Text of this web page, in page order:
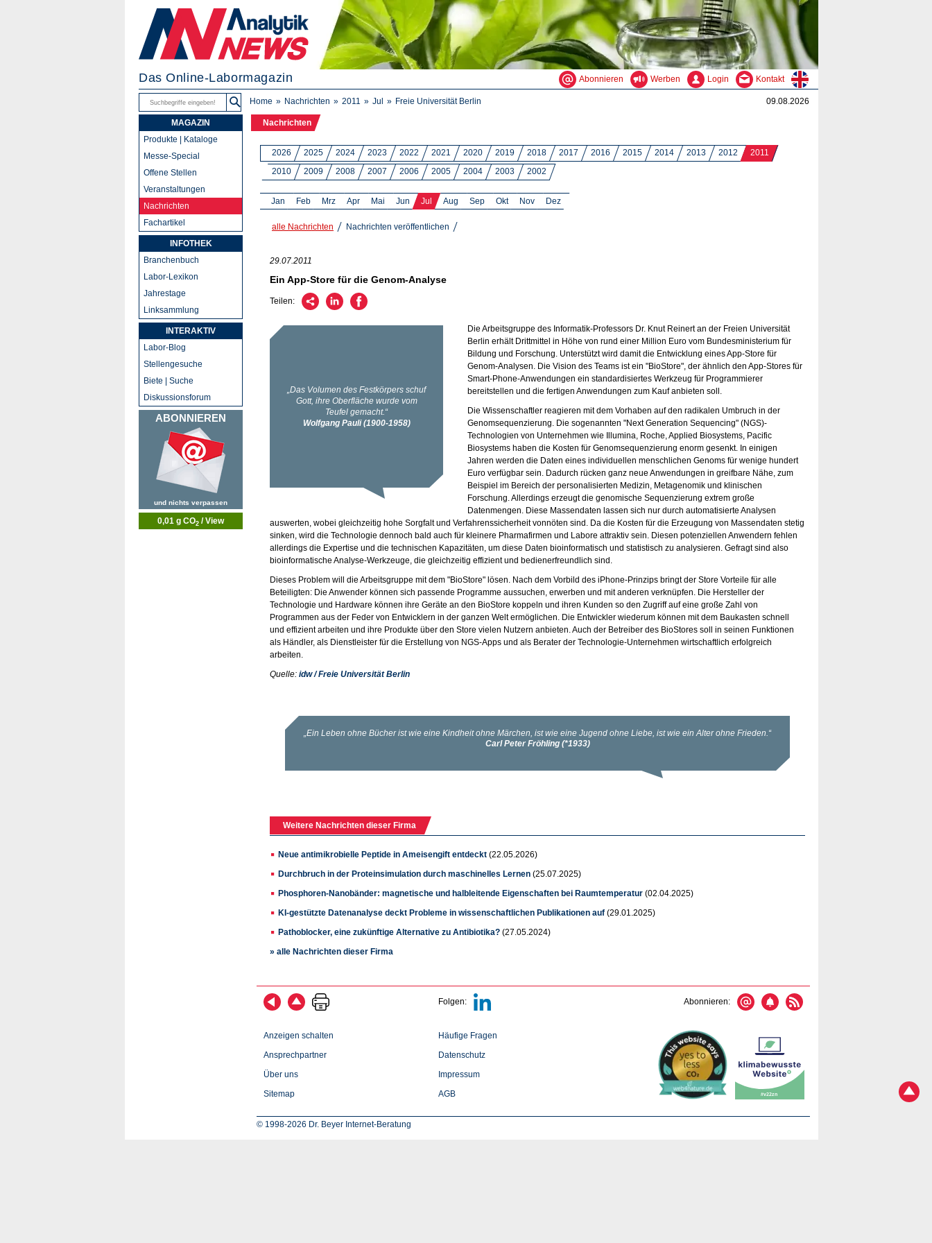
Das Online-Labormagazin Abonnieren Werben Login Kontakt
Home Nachrichten 2011 Jul Freie Universität Berlin 09.08.2026
Nachrichten
2026 2025 2024 2023 2022 2021 2020 2019 2018 2017 2016 2015 2014 2013 2012
2011
2010
2009 2008 2007 2006 2005 2004 2003 2002
Jan Feb Mrz Apr Mai Jun Jul Aug Sep Okt Nov Dez
alle Nachrichten Nachrichten veröffentlichen
29.07.2011
Ein App-Store für die Genom-Analyse
Teilen:
Die Arbeitsgruppe des Informatik-Professors Dr. Knut Reinert an der Freien Universität
Berlin erhält Drittmittel in Höhe von rund einer Million Euro vom Bundesministerium für
Bildung und Forschung. Unterstützt wird damit die Entwicklung eines App-Store für
Genom-Analysen. Die Vision des Teams ist ein "BioStore", der ähnlich den App-Stores für
Smart-Phone-Anwendungen ein standardisiertes Werkzeug für Programmierer
bereitstellen und die fertigen Anwendungen zum Kauf anbieten soll.
Die Wissenschaftler reagieren mit dem Vorhaben auf den radikalen Umbruch in der
Genomsequenzierung. Die sogenannten "Next Generation Sequencing" (NGS)-
Technologien von Unternehmen wie Illumina, Roche, Applied Biosystems, Pacific
Biosystems haben die Kosten für Genomsequenzierung enorm gesenkt. In einigen
Jahren werden die Daten eines individuellen menschlichen Genoms für wenige hundert
Euro verfügbar sein. Dadurch rücken ganz neue Anwendungen in greifbare Nähe, zum
Beispiel im Bereich der personalisierten Medizin, Metagenomik und klinischen
Forschung. Allerdings erzeugt die genomische Sequenzierung extrem große
Datenmengen. Diese Massendaten lassen sich nur durch automatisierte Analysen
auswerten, wobei gleichzeitig hohe Sorgfalt und Verfahrenssicherheit vonnöten sind. Da die Kosten für die Erzeugung von Massendaten stetig
sinken, wird die Technologie dennoch bald auch für kleinere Pharmafirmen und Labore attraktiv sein. Diesen potenziellen Anwendern fehlen
allerdings die Expertise und die technischen Kapazitäten, um diese Daten bioinformatisch und statistisch zu analysieren. Gefragt sind also
bioinformatische Analyse-Werkzeuge, die gleichzeitig effizient und bedienerfreundlich sind.
Dieses Problem will die Arbeitsgruppe mit dem "BioStore" lösen. Nach dem Vorbild des iPhone-Prinzips bringt der Store Vorteile für alle
Beteiligten: Die Anwender können sich passende Programme aussuchen, erwerben und mit anderen verknüpfen. Die Hersteller der
Technologie und Hardware können ihre Geräte an den BioStore koppeln und ihren Kunden so den Zugriff auf eine große Zahl von
Programmen aus der Feder von Entwicklern in der ganzen Welt ermöglichen. Die Entwickler wiederum können mit dem Baukasten schnell
und effizient arbeiten und ihre Produkte über den Store vielen Nutzern anbieten. Auch der Betreiber des BioStores soll in seinen Funktionen
als Händler, als Dienstleister für die Erstellung von NGS-Apps und als Berater der Technologie-Unternehmen wirtschaftlich erfolgreich
arbeiten.
Quelle: idw / Freie Universität Berlin
Weitere Nachrichten dieser Firma
Neue antimikrobielle Peptide in Ameisengift entdeckt (22.05.2026)
Durchbruch in der Proteinsimulation durch maschinelles Lernen (25.07.2025)
Phosphoren-Nanobänder: magnetische und halbleitende Eigenschaften bei Raumtemperatur (02.04.2025)
KI-gestützte Datenanalyse deckt Probleme in wissenschaftlichen Publikationen auf (29.01.2025)
Pathoblocker, eine zukünftige Alternative zu Antibiotika? (27.05.2024)
» alle Nachrichten dieser Firma
Folgen: Abonnieren:
Anzeigen schalten
Ansprechpartner
Über uns
Sitemap
Häufige Fragen
Datenschutz
Impressum
AGB
© 1998-2026 Dr. Beyer Internet-Beratung
MAGAZIN
Produkte | Kataloge
Messe-Special
Offene Stellen
Veranstaltungen
Nachrichten
Fachartikel
INFOTHEK
Branchenbuch
Labor-Lexikon
Jahrestage
Linksammlung
INTERAKTIV
Labor-Blog
Stellengesuche
Biete | Suche
Diskussionsforum
ABONNIEREN
und nichts verpassen
0,01 g CO2 / View